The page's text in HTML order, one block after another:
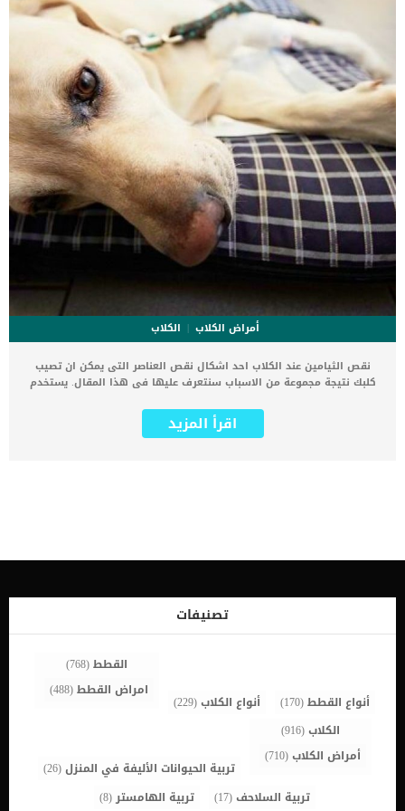
المصاب بعدوى الخميرة إذا وجدت قطتك تعاني من الحكة المفرطة ورأيت
عليها ايا من الاعراض المذكورة سابقا, توجه بها الى اقرب طبيب بيطرى
حتى يتفحص جلدها جيدا. فى حين ان […]
أمراض الكلاب
الكلاب
نقص الثيامين عند الكلاب احد اشكال نقص العناصر التى يمكن ان تصيب
كلبك نتيجة مجموعة من الاسباب سنتعرف عليها فى هذا المقال. يستخدم
في الجسم ، فإنه يحتاج إلى التجديد باستمرار, توقف هذا التجديد يسبب
نقص الثيامين عند الكلاب. غالبا مايعود نقص الثيامين الى نقصه فى
أن تمنع أمراض الأمعاء الجسم من امتصاص هذا الفيتامين . العلاج
يمكن أن تحدث حالة نقص الثيامين إذا لم يتم تضمين كمية كافية من
الثيامين أو فيتامين ب 1 في النظام الغذائي. تبدأ اعراض نقص الثيامين
باضطرابات فى الجهاز الهضمى ثم تتطور الى ان تصل للقلب والاوعية. كما
اقرأ المزيد
تصنيفات
أنواع القطط(170) أنواع الكلاب(229)
القطط(768)
امراض القطط(488)
الكلاب(916)
أمراض الكلاب(710)
تربية الحيوانات الأليفة في المنزل(26)
تربية السلاحف(17) تربية الهامستر(8)